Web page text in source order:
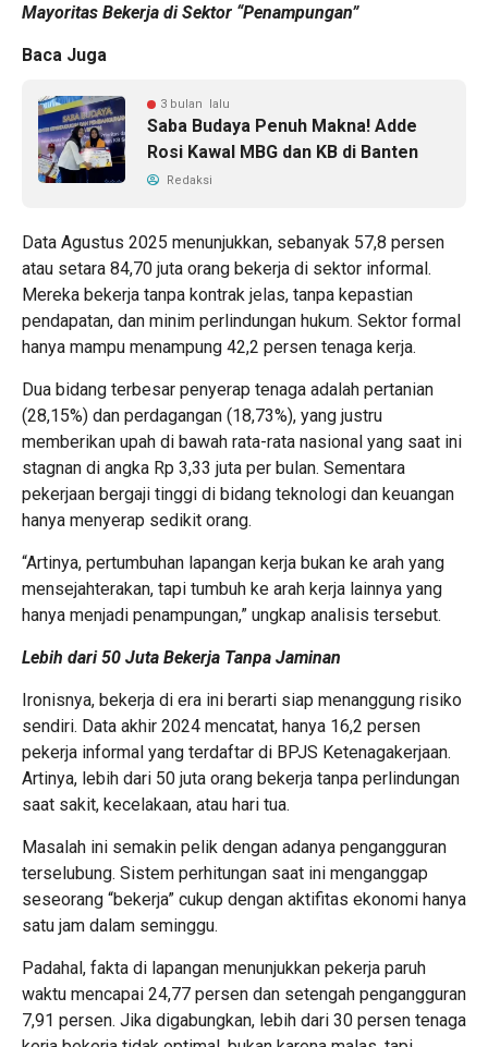
Mayoritas Bekerja di Sektor “Penampungan”
Baca Juga
3 bulan lalu
Saba Budaya Penuh Makna! Adde
Rosi Kawal MBG dan KB di Banten
Redaksi
Data Agustus 2025 menunjukkan, sebanyak 57,8 persen
atau setara 84,70 juta orang bekerja di sektor informal.
Mereka bekerja tanpa kontrak jelas, tanpa kepastian
pendapatan, dan minim perlindungan hukum. Sektor formal
hanya mampu menampung 42,2 persen tenaga kerja.
Dua bidang terbesar penyerap tenaga adalah pertanian
(28,15%) dan perdagangan (18,73%), yang justru
memberikan upah di bawah rata-rata nasional yang saat ini
stagnan di angka Rp 3,33 juta per bulan. Sementara
pekerjaan bergaji tinggi di bidang teknologi dan keuangan
hanya menyerap sedikit orang.
“Artinya, pertumbuhan lapangan kerja bukan ke arah yang
mensejahterakan, tapi tumbuh ke arah kerja lainnya yang
hanya menjadi penampungan,” ungkap analisis tersebut.
Lebih dari 50 Juta Bekerja Tanpa Jaminan
Ironisnya, bekerja di era ini berarti siap menanggung risiko
sendiri. Data akhir 2024 mencatat, hanya 16,2 persen
pekerja informal yang terdaftar di BPJS Ketenagakerjaan.
Artinya, lebih dari 50 juta orang bekerja tanpa perlindungan
saat sakit, kecelakaan, atau hari tua.
Masalah ini semakin pelik dengan adanya pengangguran
terselubung. Sistem perhitungan saat ini menganggap
seseorang “bekerja” cukup dengan aktifitas ekonomi hanya
satu jam dalam seminggu.
Padahal, fakta di lapangan menunjukkan pekerja paruh
waktu mencapai 24,77 persen dan setengah pengangguran
7,91 persen. Jika digabungkan, lebih dari 30 persen tenaga